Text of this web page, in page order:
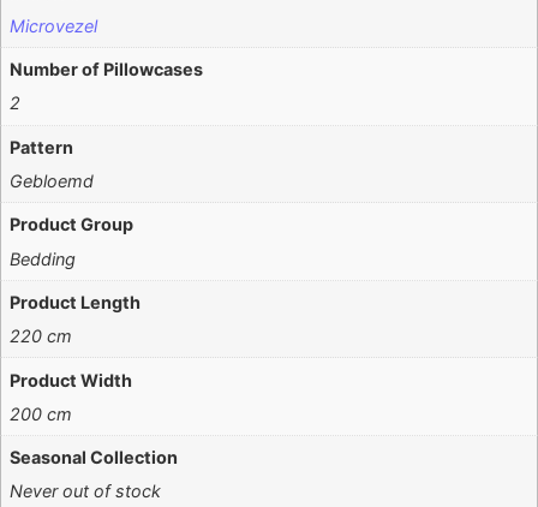
Microvezel
Number of Pillowcases
2
Pattern
Gebloemd
Product Group
Bedding
Product Length
220 cm
Product Width
200 cm
Seasonal Collection
Never out of stock